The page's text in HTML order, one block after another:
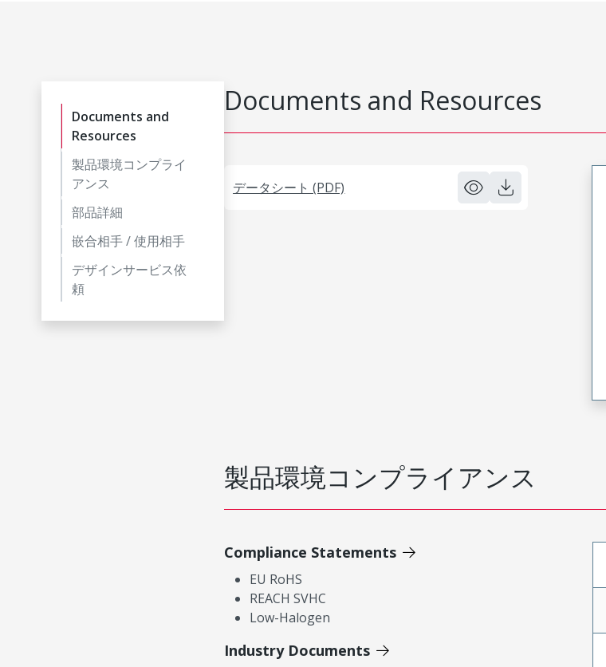
Documents and
Resources
製品環境コンプライ
アンス
部品詳細
嵌合相手 / 使用相手
デザインサービス依
頼
Documents and Resources
データシート (PDF)
製品環境コンプライアンス
Compliance Statements
EU RoHS
REACH SVHC
Low-Halogen
Industry Documents